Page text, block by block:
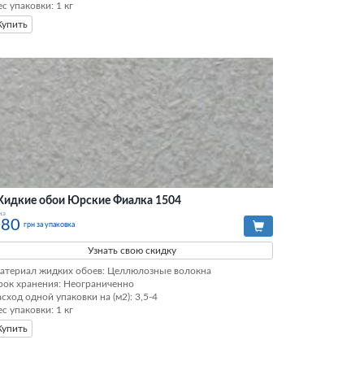
упаковки: 1 кг
обои Юрские Фиалка 1504
грн за упаковка
Узнать свою скидку
жидких обоев: Целлюлозные волокна
хранения: Неограниченно
одной упаковки на (м2): 3,5-4
упаковки: 1 кг